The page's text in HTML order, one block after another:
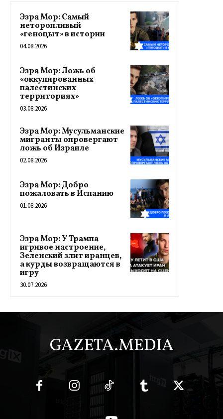
Эзра Мор: Самый
неторопливый
«геноцыт» в истории
04.08.2026
Эзра Мор: Ложь об
«оккупированных
палестинских
территориях»
03.08.2026
Эзра Мор: Мусульманские
мигранты опровергают
ложь об Израиле
02.08.2026
Эзра Мор: Добро
пожаловать в Испанию
01.08.2026
Эзра Мор: У Трампа
игривое настроение,
Зеленский злит иранцев,
а курды возвращаются в
игру
30.07.2026
GAZETA.MEDIA